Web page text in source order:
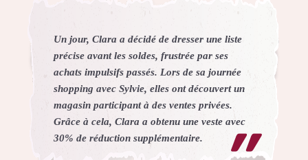
Un jour, Clara a décidé de dresser une liste
précise avant les soldes, frustrée par ses
achats impulsifs passés. Lors de sa journée
shopping avec Sylvie, elles ont découvert un
magasin participant à des ventes privées.
Grâce à cela, Clara a obtenu une veste avec
30% de réduction supplémentaire.